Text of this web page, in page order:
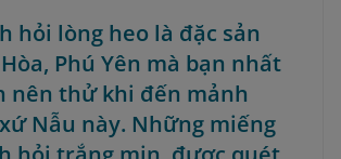
hỏi lòng heo là đặc sản
Phú Yên mà bạn nhất
nên thử khi đến mảnh
Nẫu này. Những miếng